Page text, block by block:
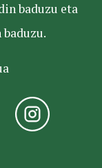
baduzu eta